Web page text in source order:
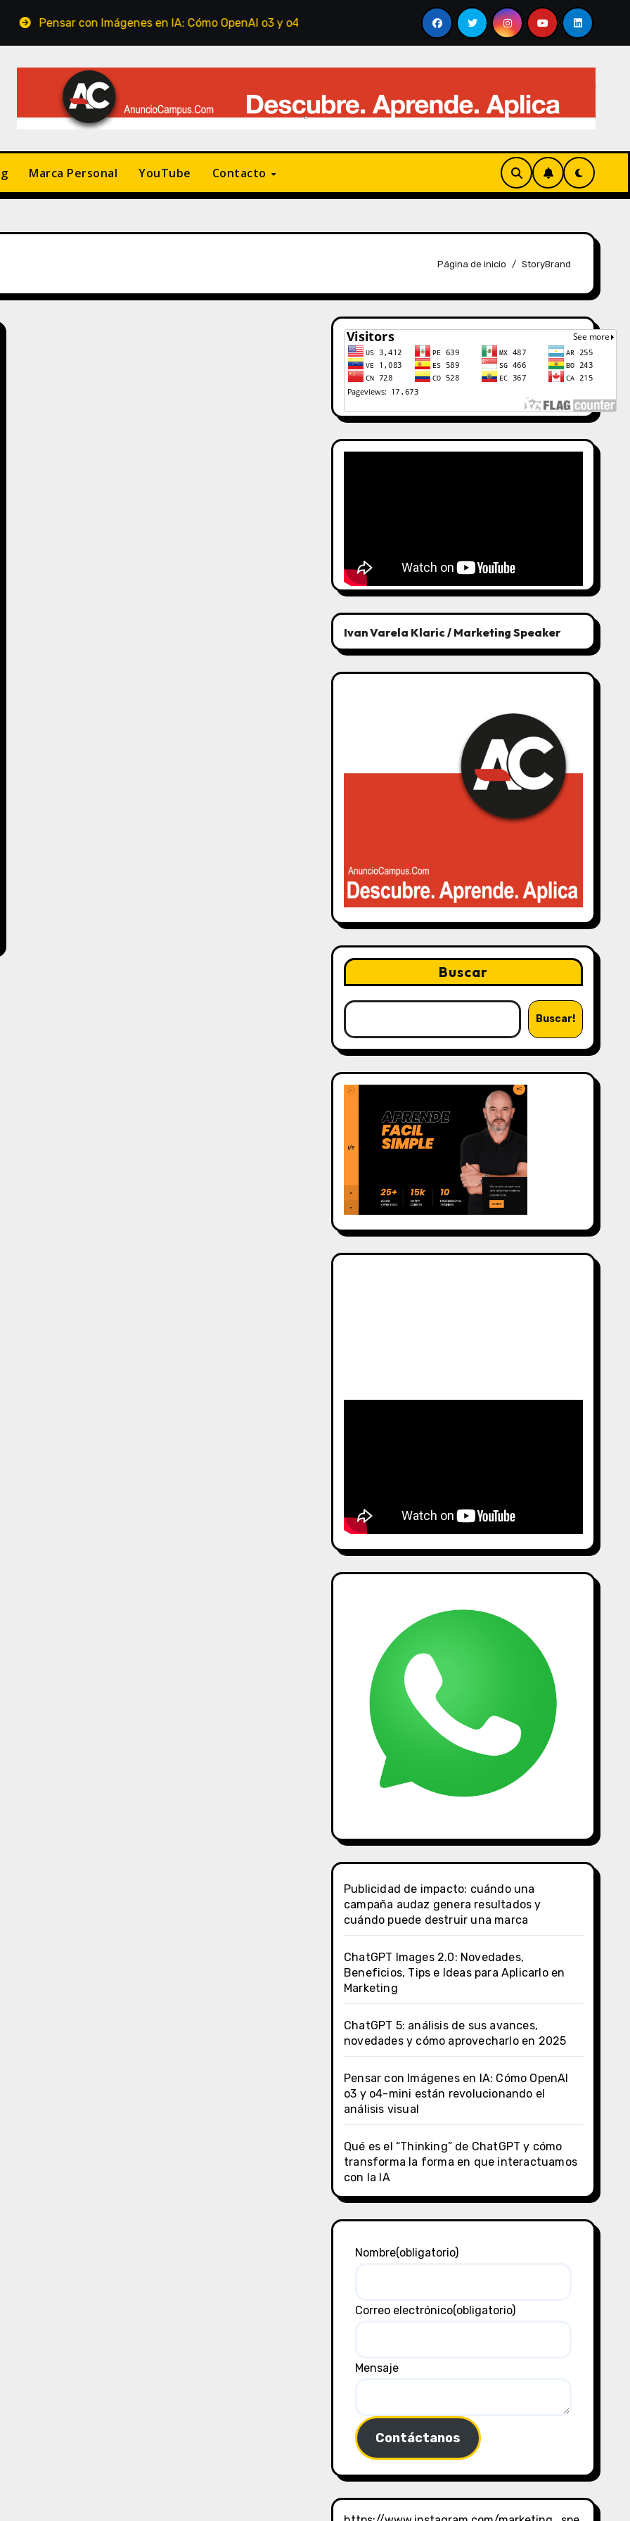
con Imágenes en IA: Cómo OpenAI o3 y o4-mini están revolucionando el análisis visual Qué es el “Thinking”
Marca Personal YouTube Contacto
Página de inicio StoryBrand
Ivan Varela Klaric / Marketing Speaker
Buscar
Buscar!
Publicidad de impacto: cuándo una
campaña audaz genera resultados y
cuándo puede destruir una marca
ChatGPT Images 2.0: Novedades,
Beneficios, Tips e Ideas para Aplicarlo en
Marketing
ChatGPT 5: análisis de sus avances,
novedades y cómo aprovecharlo en 2025
Pensar con Imágenes en IA: Cómo OpenAI
o3 y o4-mini están revolucionando el
análisis visual
Qué es el “Thinking” de ChatGPT y cómo
transforma la forma en que interactuamos
con la IA
Nombre(obligatorio)
Correo electrónico(obligatorio)
Mensaje
Contáctanos